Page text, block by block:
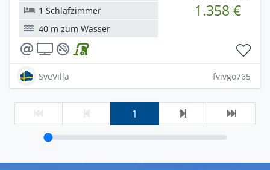
1.358 €
1 Schlafzimmer
40 m zum Wasser
SveVilla fvivgo765
1